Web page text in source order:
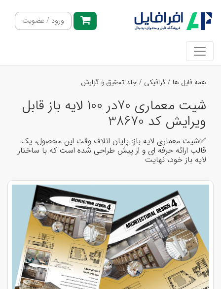
ورود / عضویت
همه فایل ها /گرافیکی / جلد تحقیق و گزارش
شیت معماری 70در 100 لایه باز قابل
ویرایش کد 38670
✅شیت معماری لایه باز: پایان اتلاف وقت این محصول، یک
قالب ارائه حرفه ای و از پیش طراحی شده است که با ساختار
لایه باز خود، نهایت